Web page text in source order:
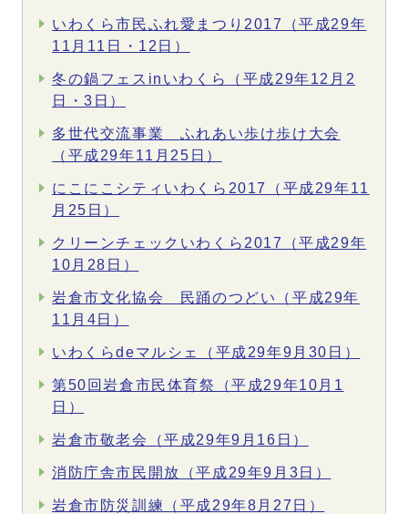
いわくら市民ふれ愛まつり2017（平成29年
11月11日・12日）
冬の鍋フェスinいわくら（平成29年12月2
日・3日）
多世代交流事業 ふれあい歩け歩け大会
（平成29年11月25日）
にこにこシティいわくら2017（平成29年11
月25日）
クリーンチェックいわくら2017（平成29年
10月28日）
岩倉市文化協会 民踊のつどい（平成29年
11月4日）
いわくらdeマルシェ（平成29年9月30日）
第50回岩倉市民体育祭（平成29年10月1
日）
岩倉市敬老会（平成29年9月16日）
消防庁舎市民開放（平成29年9月3日）
岩倉市防災訓練（平成29年8月27日）